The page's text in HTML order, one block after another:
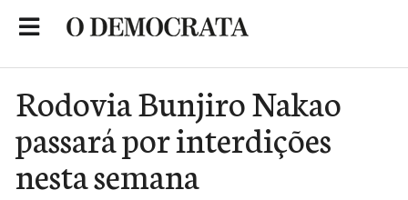
Rodovia Bunjiro Nakao
passará por interdições
nesta semana